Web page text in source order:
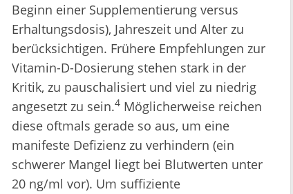
Beginn einer Supplementierung versus
Erhaltungsdosis), Jahreszeit und Alter zu
berücksichtigen. Frühere Empfehlungen zur
Vitamin-D-Dosierung stehen stark in der
Kritik, zu pauschalisiert und viel zu niedrig
angesetzt zu sein.4 Möglicherweise reichen
diese oftmals gerade so aus, um eine
manifeste Defizienz zu verhindern (ein
schwerer Mangel liegt bei Blutwerten unter
20 ng/ml vor). Um suffiziente